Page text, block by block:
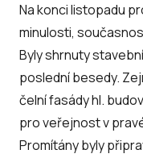
Na konci listopadu
minulosti,
Byly shrnuty
poslední besedy.
čelní fasády hl.
pro veřejnost v
Promítány byly